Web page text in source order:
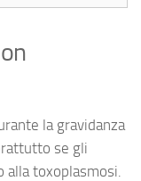
la gravidanza
se gli
toxoplasmosi.